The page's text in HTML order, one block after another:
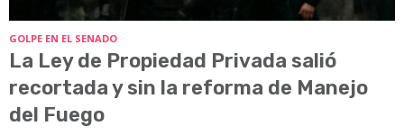
GOLPE EN EL SENADO
La Ley de Propiedad Privada salió
recortada y sin la reforma de Manejo
del Fuego